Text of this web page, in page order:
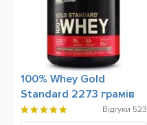
100% Whey Gold
Standard 2273 грамів
Відгуки 523